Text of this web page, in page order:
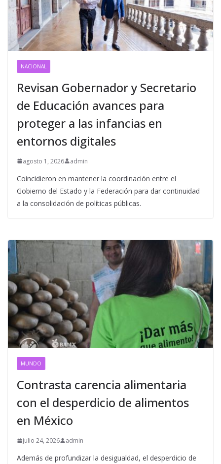
NACIONAL
Revisan Gobernador y Secretario
de Educación avances para
proteger a las infancias en
entornos digitales
agosto 1, 2026 admin
Coincidieron en mantener la coordinación entre el
Gobierno del Estado y la Federación para dar continuidad
a la consolidación de políticas públicas.
MUNDO
Contrasta carencia alimentaria
con el desperdicio de alimentos
en México
julio 24, 2026 admin
Además de profundizar la desigualdad, el desperdicio de